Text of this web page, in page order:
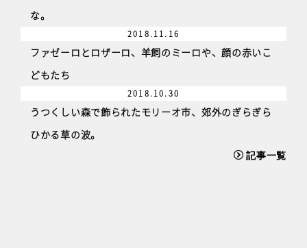
な。
2018.11.16
ファゼーロとロザーロ、羊飼のミーロや、顔の赤いこ
どもたち
2018.10.30
うつくしい森で飾られたモリーオ市、郊外のぎらぎら
ひかる草の波。
記事一覧